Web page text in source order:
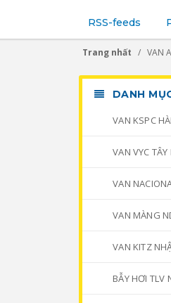
RSS-feeds
Trang nhất VAN
DANH
VAN KSPC
VAN VYC
VAN
VAN MÀNG
VAN KITZ
BẪY HƠI TLV